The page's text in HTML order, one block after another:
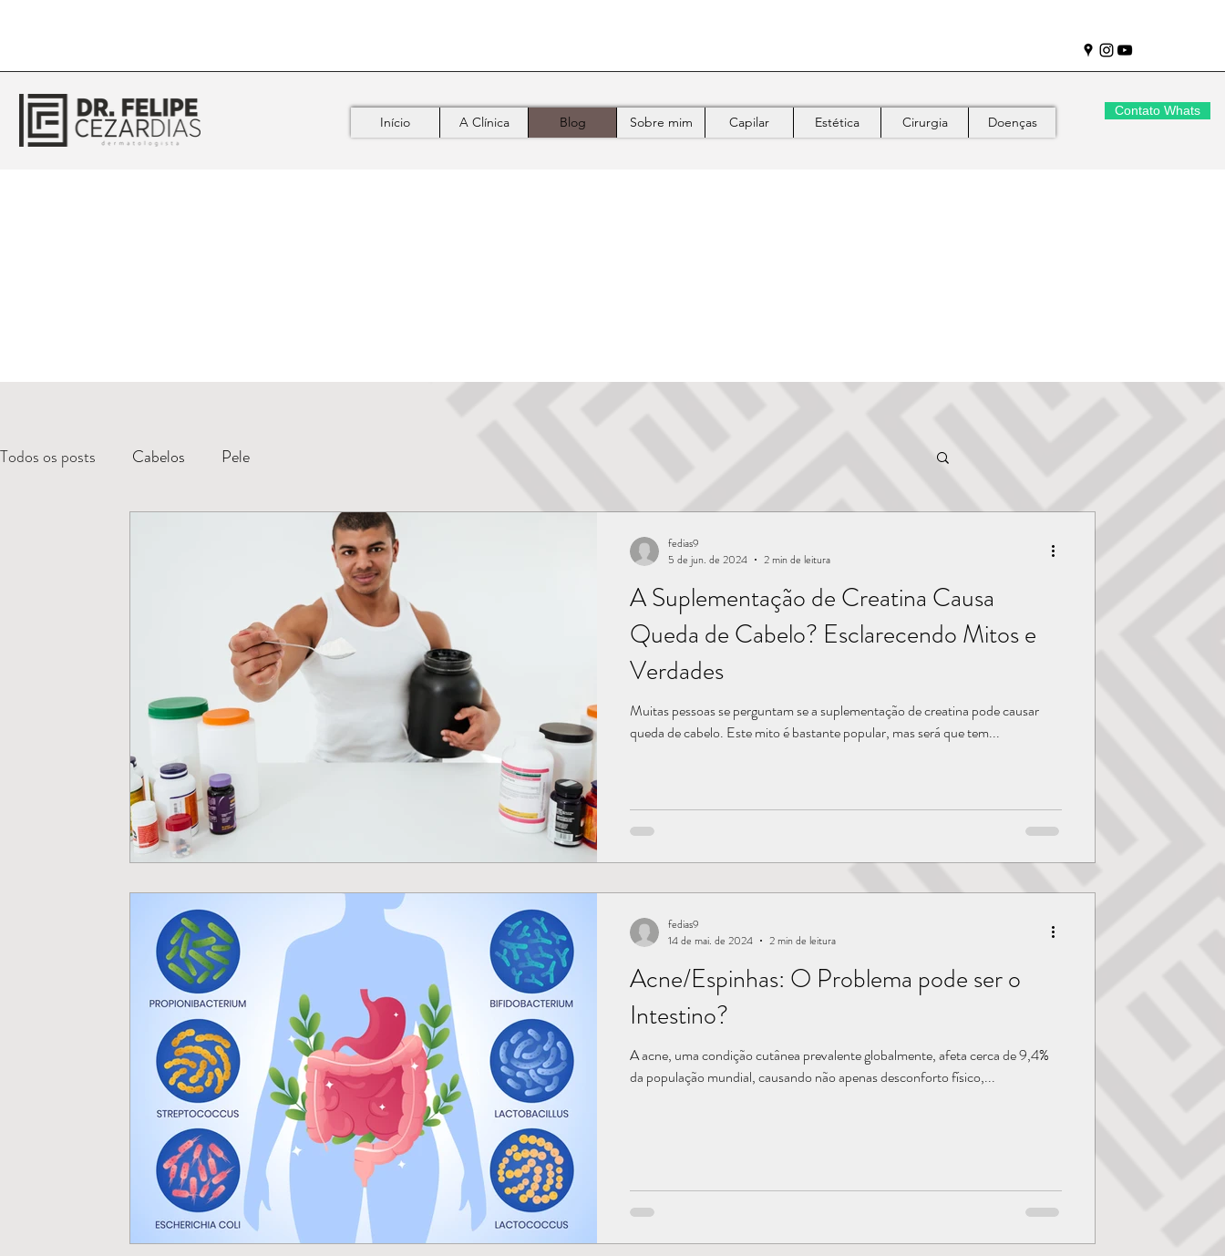
Início A Clínica Blog Sobre mim Capilar Estética Cirurgia Doenças
Contato Whats
Todos os posts Cabelos Pele
A Suplementação de Creatina Causa
Queda de Cabelo? Esclarecendo Mitos e
Verdades
Muitas pessoas se perguntam se a suplementação de creatina pode causar
queda de cabelo. Este mito é bastante popular, mas será que tem...
fedias9
5 de jun. de 2024
2 min de leitura
Acne/Espinhas: O Problema pode ser o
Intestino?
A acne, uma condição cutânea prevalente globalmente, afeta cerca de 9,4%
da população mundial, causando não apenas desconforto físico,...
fedias9
14 de mai. de 2024
2 min de leitura